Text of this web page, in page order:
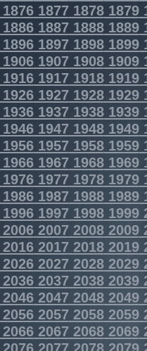
187718781879
188718881889
189718981899
190719081909
191719181919
192719281929
193719381939
1947 19481949
195719581959
1967 19681969
1977 19781979
1987 19881989
1997 19981999
2007 20082009
2017 20182019
2027 20282029
2037 20382039
2047 20482049
2057 20582059
2067 20682069